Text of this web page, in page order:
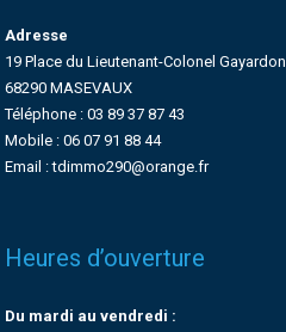
Adresse
19 Place du Lieutenant-Colonel Gayardon
68290 MASEVAUX
Téléphone : 03 89 37 87 43
Mobile : 06 07 91 88 44
Email : tdimmo290@orange.fr
Heures d’ouverture
Du mardi au vendredi :